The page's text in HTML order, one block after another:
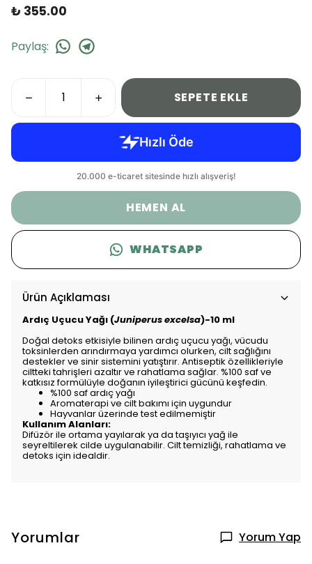
₺ 355.00
Paylaş:
SEPETE EKLE
HEMEN AL
WHATSAPP
Ürün Açıklaması
Ardıç Uçucu Yağı (Juniperus excelsa)-10 ml
Doğal detoks etkisiyle bilinen ardıç uçucu yağı, vücudu
toksinlerden arındırmaya yardımcı olurken, cilt sağlığını
destekler ve sinir sistemini yatıştırır. Antiseptik özellikleriyle
ciltteki tahrişleri azaltır ve rahatlama sağlar. %100 saf ve
katkısız formülüyle doğanın iyileştirici gücünü keşfedin.
%100 saf ardıç yağı
Aromaterapi ve cilt bakımı için uygundur
Hayvanlar üzerinde test edilmemiştir
Kullanım Alanları:
Difüzör ile ortama yayılarak ya da taşıyıcı yağ ile
seyreltilerek cilde uygulanabilir. Cilt temizliği, rahatlama ve
detoks için idealdir.
Yorumlar Yorum Yap